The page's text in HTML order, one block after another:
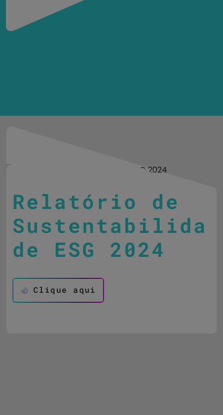
Relatório de
Sustentabilida
de ESG 2024
Clique aqui